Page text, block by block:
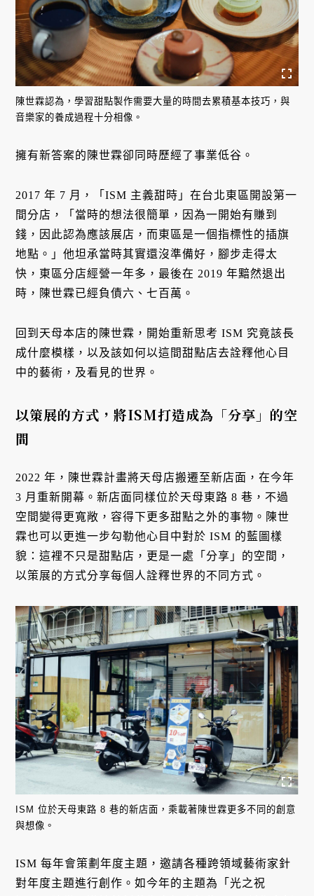
陳世霖認為，學習甜點製作需要大量的時間去累積基本技巧，與
音樂家的養成過程十分相像。
擁有新答案的陳世霖卻同時歷經了事業低谷。
2017 年 7 月，「ISM 主義甜時」在台北東區開設第一
間分店，「當時的想法很簡單，因為一開始有賺到
錢，因此認為應該展店，而東區是一個指標性的插旗
地點。」他坦承當時其實還沒準備好，腳步走得太
快，東區分店經營一年多，最後在 2019 年黯然退出
時，陳世霖已經負債六、七百萬。
回到天母本店的陳世霖，開始重新思考 ISM 究竟該長
成什麼模樣，以及該如何以這間甜點店去詮釋他心目
中的藝術，及看見的世界。
以策展的方式，將ISM打造成為「分享」的空
間
2022 年，陳世霖計畫將天母店搬遷至新店面，在今年
3 月重新開幕。新店面同樣位於天母東路 8 巷，不過
空間變得更寬敞，容得下更多甜點之外的事物。陳世
霖也可以更進一步勾勒他心目中對於 ISM 的藍圖樣
貌：這裡不只是甜點店，更是一處「分享」的空間，
以策展的方式分享每個人詮釋世界的不同方式。
ISM 位於天母東路 8 巷的新店面，乘載著陳世霖更多不同的創意
與想像。
ISM 每年會策劃年度主題，邀請各種跨領域藝術家針
對年度主題進行創作。如今年的主題為「光之祝